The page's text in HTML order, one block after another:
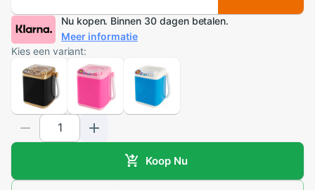
Nu kopen. Binnen 30 dagen betalen.
Meer informatie
Kies een variant:
Koop Nu